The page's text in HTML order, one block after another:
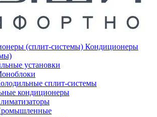
Кондиционеры
установки
сплит-системы
кондиционеры